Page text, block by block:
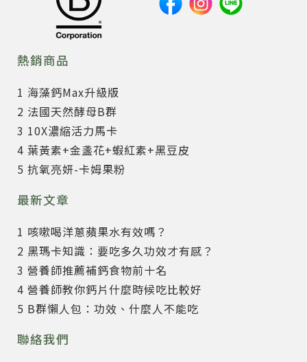
熱銷商品
1 海藻鈣Max升級版
2 法國天然酵母B群
3 10X濃縮活力馬卡
4 葉黃素+金盞花+蝦紅素+黑豆皮
5 抗氧亮妍-卡姆果粉
最新文章
1 咳嗽喝洋蔥蘋果水有效嗎？
2 黑瑪卡知識：要吃多久功效才有感？
3 營養師推薦補鈣食物前十名
4 營養師教你鈣片什麼時候吃比較好
5 B群懶人包：功效、什麼人不能吃
聯絡我們